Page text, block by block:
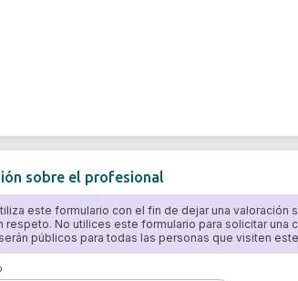
sobre el profesional
este formulario con el fin de dejar una valoración
respeto. No utilices este formulario para solicitar una
públicos para todas las personas que visiten